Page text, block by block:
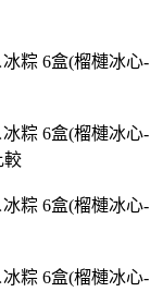
粽 6盒(榴槤冰心-
粽 6盒(榴槤冰心-
較
粽 6盒(榴槤冰心-
粽 6盒(榴槤冰心-